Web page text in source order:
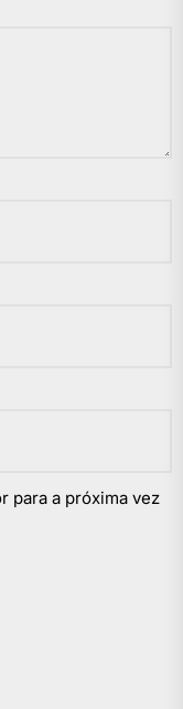
para a próxima vez